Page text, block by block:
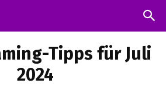
Tipps für Juli
2024